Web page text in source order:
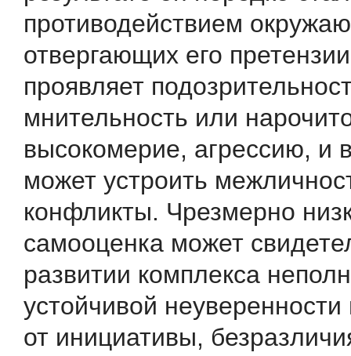
противодействием
отвергающих его
проявляет
мнительность или
высокомерие, агрессию, и
может устроить
конфликты. Чрезмерно
самооценка может
развитии комплекса
устойчивой неуверенности
от инициативы,